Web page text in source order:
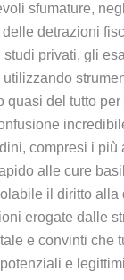
sfumature,
detrazioni
privati, gli
del tutto
compresi i
alle cure
il diritto
erogate dalle
e convinti che
e